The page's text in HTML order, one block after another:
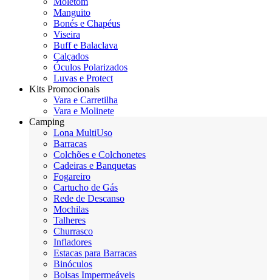
Manguito
Bonés e Chapéus
Viseira
Buff e Balaclava
Calçados
Óculos Polarizados
Luvas e Protect
Kits Promocionais
Vara e Carretilha
Vara e Molinete
Camping
Lona MultiUso
Barracas
Colchões e Colchonetes
Cadeiras e Banquetas
Fogareiro
Cartucho de Gás
Rede de Descanso
Mochilas
Talheres
Churrasco
Infladores
Estacas para Barracas
Binóculos
Bolsas Impermeáveis